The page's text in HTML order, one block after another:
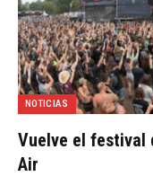
NOTICIAS
Vuelve el festival
Air